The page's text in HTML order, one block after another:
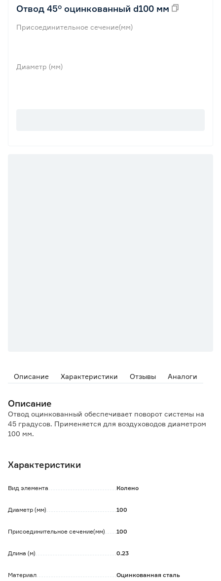
Отвод 45° оцинкованный d100 мм
Присоединительное сечение(мм)
Диаметр (мм)
Описание Характеристики Отзывы Аналоги
Описание
Отвод оцинкованный обеспечивает поворот системы на
45 градусов. Применяется для воздуховодов диаметром
100 мм.
Характеристики
Вид элемента Колено
Диаметр (мм) 100
Присоединительное сечение(мм) 100
Длина (м) 0.23
Материал Оцинкованная сталь